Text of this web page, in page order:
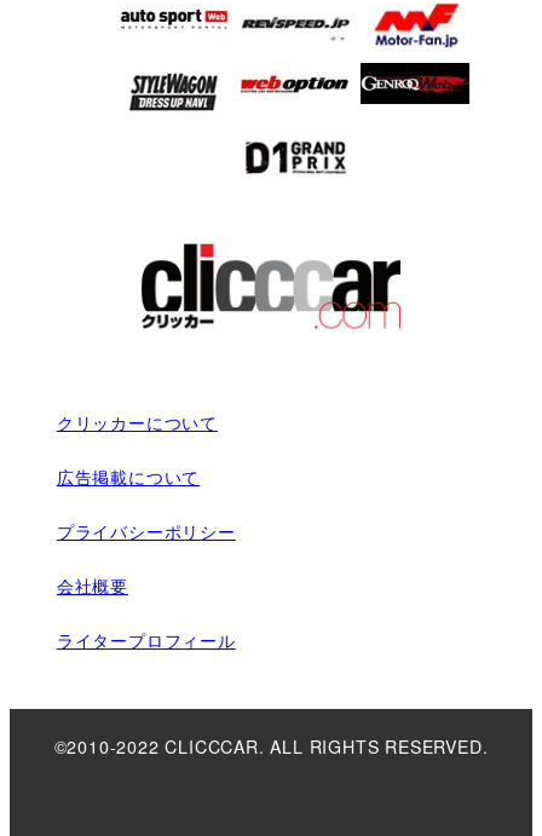
クリッカーについて
広告掲載について
プライバシーポリシー
会社概要
ライタープロフィール
©2010-2022 CLICCCAR. ALL RIGHTS RESERVED.